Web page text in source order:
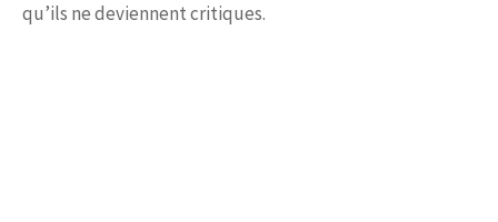
qu’ils ne deviennent critiques.